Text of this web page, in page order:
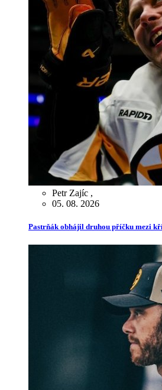
Petr Zajíc ,
05. 08. 2026
Pastrňák obhájil druhou příčku mezi